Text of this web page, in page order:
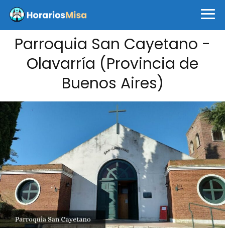
Parroquia San Cayetano -
Olavarría (Provincia de
Buenos Aires)